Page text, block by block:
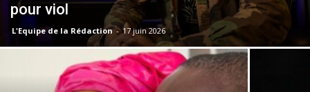
pour viol
L'Equipe de la Rédaction - 17 juin 2026